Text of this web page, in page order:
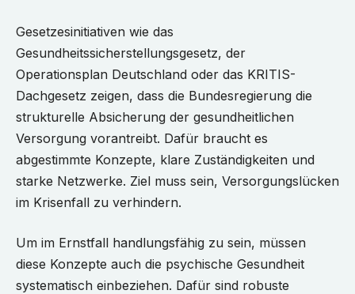
Gesetzesinitiativen wie das
Gesundheitssicherstellungsgesetz, der
Operationsplan Deutschland oder das KRITIS-
Dachgesetz zeigen, dass die Bundesregierung die
strukturelle Absicherung der gesundheitlichen
Versorgung vorantreibt. Dafür braucht es
abgestimmte Konzepte, klare Zuständigkeiten und
starke Netzwerke. Ziel muss sein, Versorgungslücken
im Krisenfall zu verhindern.
Um im Ernstfall handlungsfähig zu sein, müssen
diese Konzepte auch die psychische Gesundheit
systematisch einbeziehen. Dafür sind robuste